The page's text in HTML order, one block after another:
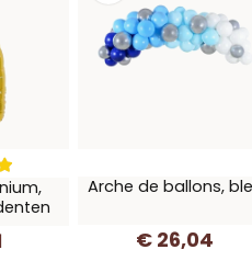
Arche de ballons,
€ 26,04